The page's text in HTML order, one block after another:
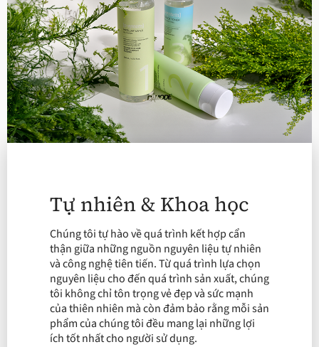
Tự nhiên & Khoa học
Chúng tôi tự hào về quá trình kết hợp cẩn
thận giữa những nguồn nguyên liệu tự nhiên
và công nghệ tiên tiến. Từ quá trình lựa chọn
nguyên liệu cho đến quá trình sản xuất, chúng
tôi không chỉ tôn trọng vẻ đẹp và sức mạnh
của thiên nhiên mà còn đảm bảo rằng mỗi sản
phẩm của chúng tôi đều mang lại những lợi
ích tốt nhất cho người sử dụng.